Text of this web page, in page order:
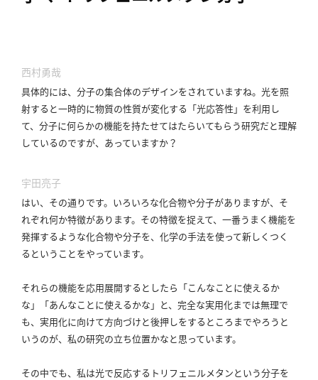
西村勇哉
具体的には、分子の集合体のデザインをされていますね。 光を照
射すると一時的に物質の性質が変化する「光応答性」を利用し
て、分子に何らかの機能を持たせてはたらいてもらう研究だと理解
しているのですが、あっていますか？
宇田亮子
はい、その通りです。 いろいろな化合物や分子がありますが、そ
れぞれ何か特徴があります。 その特徴を捉えて、一番うまく機能を
発揮するような化合物や分子を、化学の手法を使って新しくつく
るということをやっています。
それらの機能を応用展開するとしたら「こんなことに使えるか
な」「あんなことに使えるかな」と、完全な実用化までは無理で
も、実用化に向けて方向づけと後押しをするところまでやろうと
いうのが、私の研究の立ち位置かなと思っています。
その中でも、私は光で反応するトリフェニルメタンという分子を